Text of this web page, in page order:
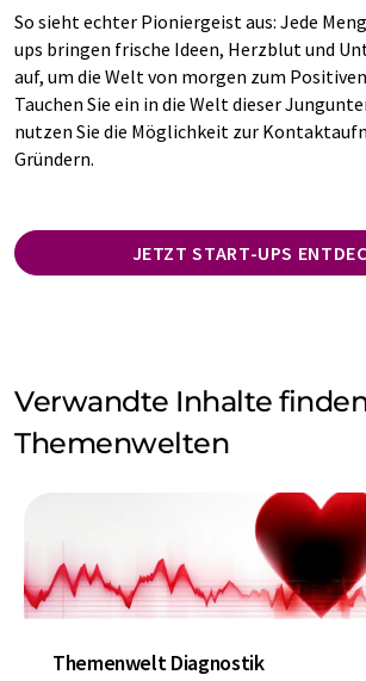
So sieht echter Pioniergeist aus: Jede
ups bringen frische Ideen, Herzblut und
auf, um die Welt von morgen zum
Tauchen Sie ein in die Welt dieser
nutzen Sie die Möglichkeit zur
Gründern.
JETZT START-UPS
Verwandte Inhalte
Themenwelten
Themenwelt Diagnostik